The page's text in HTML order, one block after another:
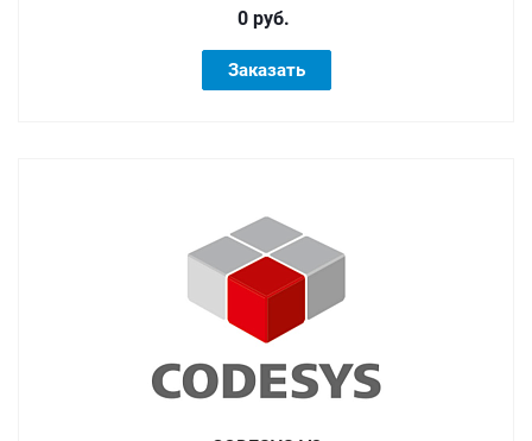
0 руб.
Заказать